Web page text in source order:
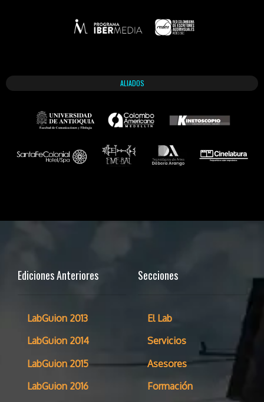
ALIADOS
Ediciones Anteriores
LabGuion 2013
LabGuion 2014
LabGuion 2015
LabGuion 2016
Secciones
El Lab
Servicios
Asesores
Formación